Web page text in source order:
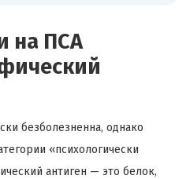
на ПСА
безболезненна, однако
«психологически
антиген — это белок,